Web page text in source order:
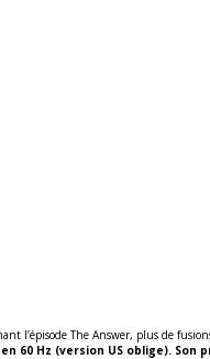
l’épisode The Answer, plus de
60 Hz (version US oblige). Son